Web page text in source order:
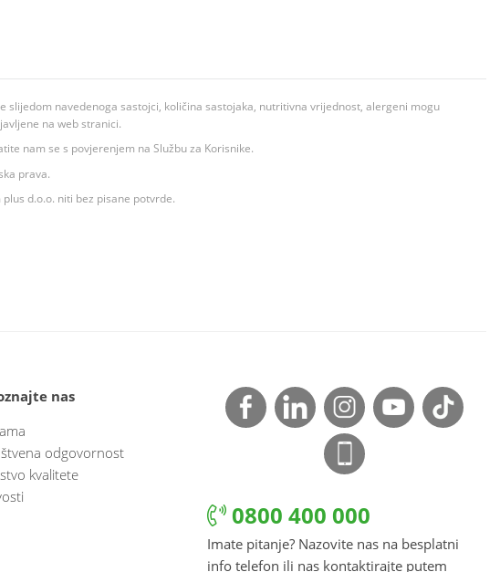
navedenoga sastojci, količina sastojaka, nutritivna vrijednost, alergeni mogu
na web stranici.
nam se s povjerenjem na Službu za Korisnike.
prava.
d.o.o. niti bez pisane potvrde.
nas
odgovornost
kvalitete
0800 400 000
Imate pitanje? Nazovite nas na besplatni
info telefon ili nas kontaktirajte putem